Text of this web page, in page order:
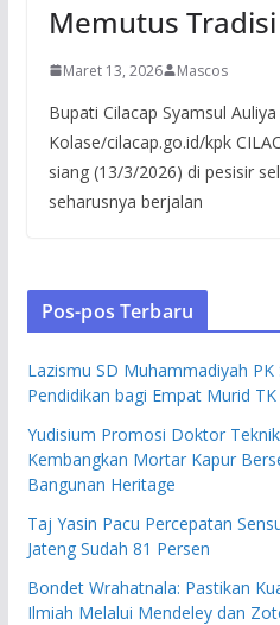
Memutus
Maret 13, 2026 Mascos
Bupati Cilacap Syamsul
Kolase/cilacap.go.id/kpk
siang (13/3/2026) di pesisir
seharusnya berjalan
Pos-pos Terbaru
Lazismu SD Muhammadiyah
Pendidikan bagi Empat Murid
Yudisium Promosi Doktor
Kembangkan Mortar Kapur
Bangunan Heritage
Taj Yasin Pacu Percepatan
Jateng Sudah 81 Persen
Bondet Wrahatnala: Pastikan
Ilmiah Melalui Mendeley dan